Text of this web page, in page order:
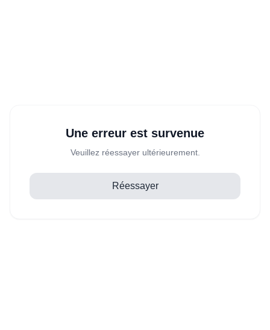
Une erreur est survenue
Veuillez réessayer ultérieurement.
Réessayer